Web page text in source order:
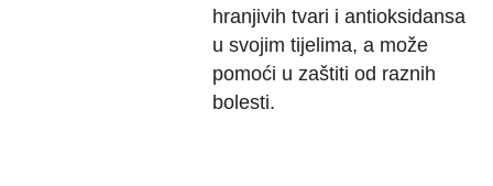
hranjivih tvari i antioksidansa
u svojim tijelima, a može
pomoći u zaštiti od raznih
bolesti.